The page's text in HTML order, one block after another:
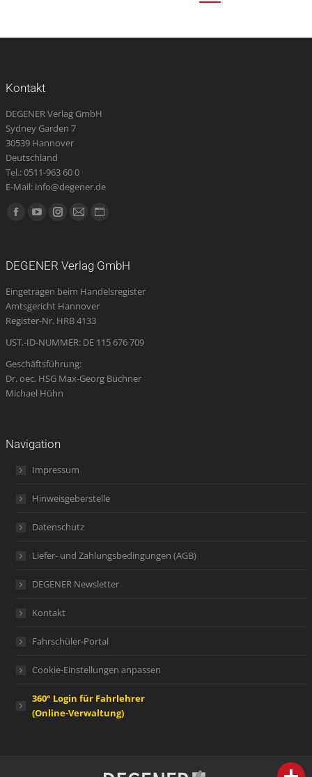
Kontakt
DEGENER Verlag GmbH
Sydney Garden 7
30539 Hannover
Deutschland
Tel.: 0511-963 60 0
E-Mail: info@degener.de
Finden Sie uns auf:
Facebook
new
window
YouTube
new
window
Instagram
new
window
E-
opens
in
new
Website
new
DEGENER Verlag GmbH
Eingetragen beim Handelsregister
Amtsgericht Hannover
Register-Nr. HRB 4133
UST.-ID-NUMMER: DE 115 676 709
Geschäftsführung:
Dr. oec. HSG Max-Georg Büchner
Michael Hühn
Navigation
Impressum
Hinweisgeberstelle
Datenschutz
Liefer- und Zahlungsbedingungen (AGB)
DEGENER Newsletter
Kontakt
Fahrschüler-Portal
Cookie-Einstellungen anpassen
360° Login für Fahrlehrer
(Online-Verwaltung)
person IHR FACHBERATER